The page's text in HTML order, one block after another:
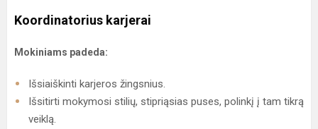
Koordinatorius karjerai
Mokiniams padeda:
Išsiaiškinti karjeros žingsnius.
Išsitirti mokymosi stilių, stipriąsias puses, polinkį į tam tikrą
veiklą.